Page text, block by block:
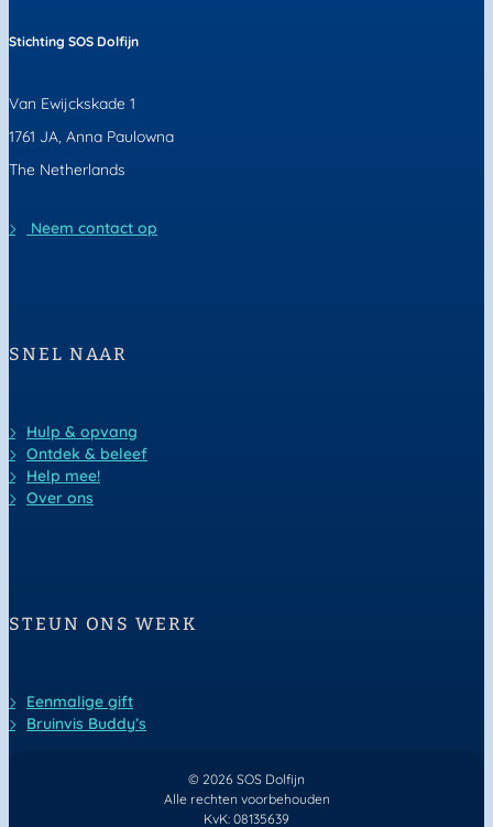
Stichting SOS Dolfijn
Van Ewijckskade 1
1761 JA, Anna Paulowna
The Netherlands
Neem contact op
SNEL NAAR
Hulp & opvang
Ontdek & beleef
Help mee!
Over ons
STEUN ONS WERK
Eenmalige gift
Bruinvis Buddy’s
© 2026 SOS Dolfijn
Alle rechten voorbehouden
KvK: 08135639